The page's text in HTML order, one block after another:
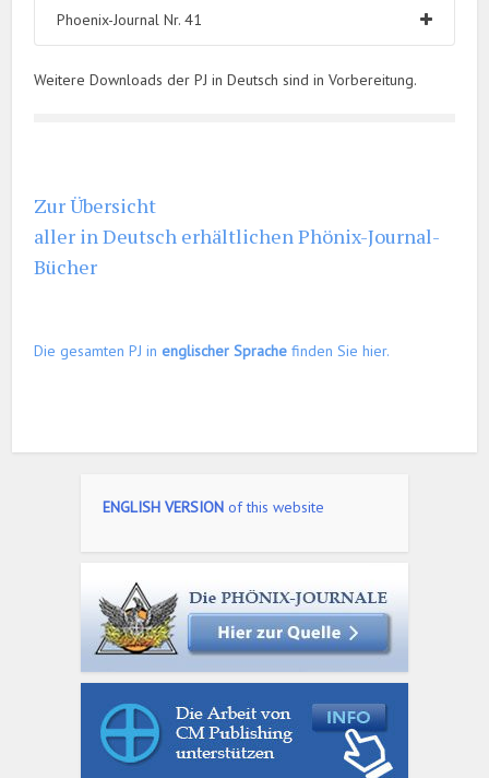
Phoenix-Journal Nr. 41
Weitere Downloads der PJ in Deutsch sind in Vorbereitung.
Zur Übersicht
aller in Deutsch erhältlichen Phönix-Journal-
Bücher
Die gesamten PJ in englischer Sprache finden Sie hier.
ENGLISH VERSION of this website